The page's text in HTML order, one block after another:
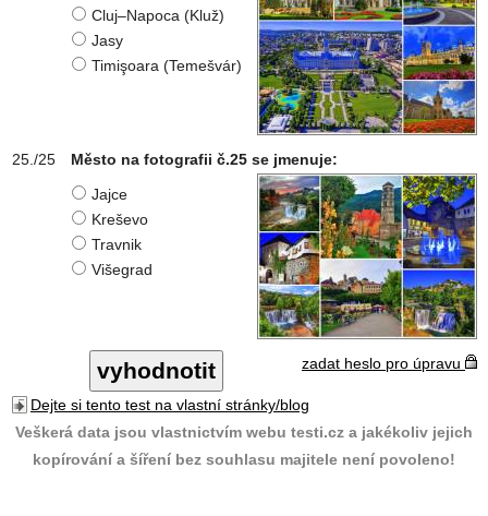
Cluj–Napoca (Kluž)
Jasy
Timişoara (Temešvár)
Město na fotografii č.25 se jmenuje:
Jajce
Kreševo
Travnik
Višegrad
zadat heslo pro úpravu
Dejte si tento test na vlastní stránky/blog
Veškerá data jsou vlastnictvím webu testi.cz a jakékoliv jejich
kopírování a šíření bez souhlasu majitele není povoleno!